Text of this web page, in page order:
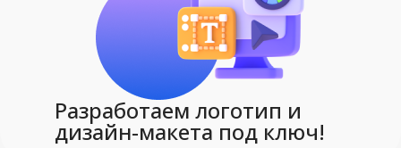
Разработаем логотип и
дизайн-макета под ключ!